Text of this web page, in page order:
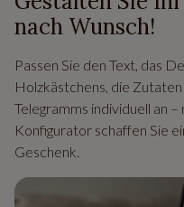
nach Wunsch!
Passen Sie den Text, das
Holzkästchens, die
Telegramms individuell an
Konfigurator schaffen Sie
Geschenk.